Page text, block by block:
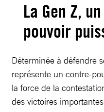
La Gen Z,
pouvoir
Déterminée à défendre
représente un contre-
la force de la
des victoires